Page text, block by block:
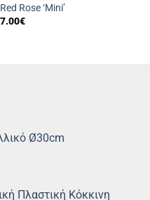
Red Rose ‘Mini’
7.00€
Ø30cm
Πλαστική Κόκκινη